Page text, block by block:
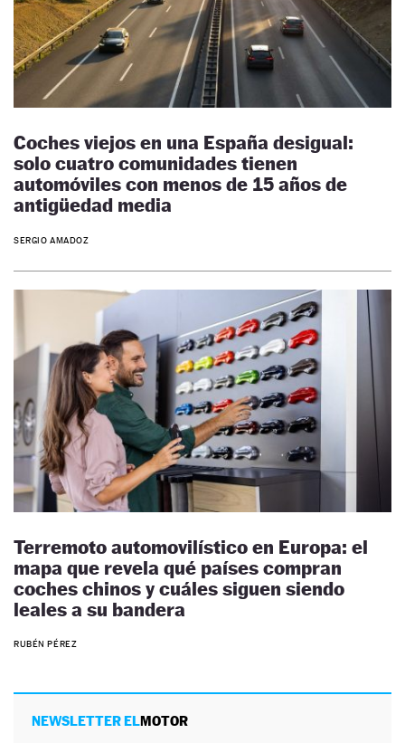
Coches viejos en una España desigual:
solo cuatro comunidades tienen
automóviles con menos de 15 años de
antigüedad media
SERGIO AMADOZ
Terremoto automovilístico en Europa: el
mapa que revela qué países compran
coches chinos y cuáles siguen siendo
leales a su bandera
RUBÉN PÉREZ
NEWSLETTER ELMOTOR